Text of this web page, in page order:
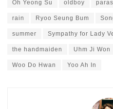
Oh Yeong Su oldboy
rain Ryoo Seung Bum
summer Sympathy for Lady
the handmaiden Uhm Ji Won
Woo Do Hwan Yoo Ah In